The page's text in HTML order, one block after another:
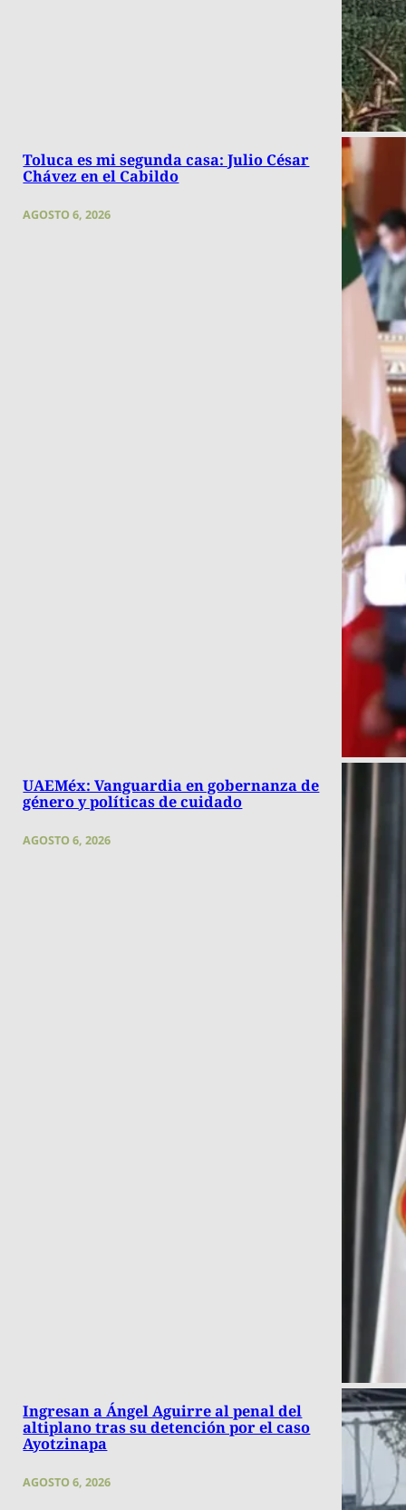
Toluca es mi segunda casa: Julio César
Chávez en el Cabildo
AGOSTO 6, 2026
UAEMéx: Vanguardia en gobernanza de
género y políticas de cuidado
AGOSTO 6, 2026
Ingresan a Ángel Aguirre al penal del
altiplano tras su detención por el caso
Ayotzinapa
AGOSTO 6, 2026